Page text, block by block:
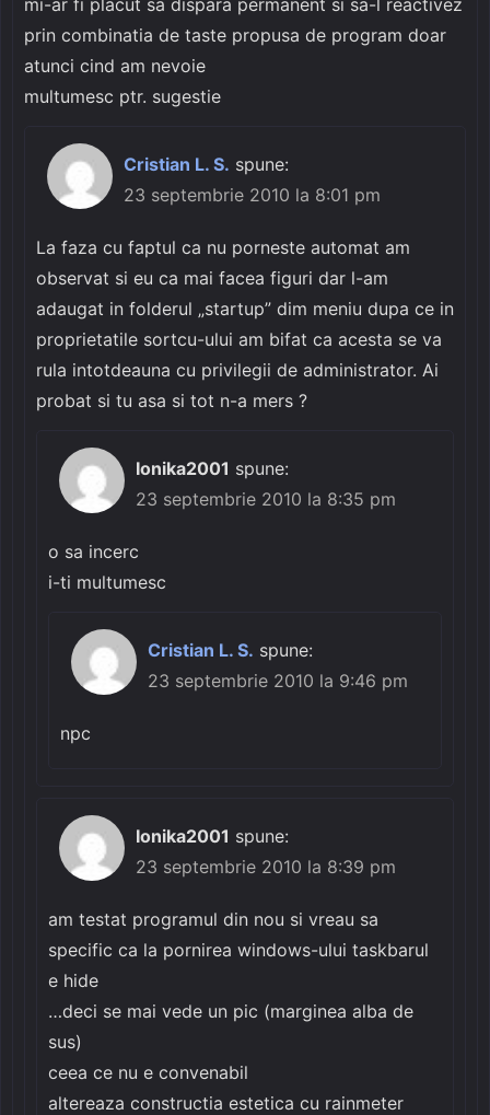
prin combinatia de taste propusa de program doar
atunci cind am nevoie
multumesc ptr. sugestie
Cristian L. S. spune:
23 septembrie 2010 la 8:01 pm
La faza cu faptul ca nu porneste automat am
observat si eu ca mai facea figuri dar l-am
adaugat in folderul „startup” dim meniu dupa ce in
proprietatile sortcu-ului am bifat ca acesta se va
rula intotdeauna cu privilegii de administrator. Ai
probat si tu asa si tot n-a mers ?
Ionika2001 spune:
23 septembrie 2010 la 8:35 pm
o sa incerc
i-ti multumesc
Cristian L. S. spune:
23 septembrie 2010 la 9:46 pm
npc
Ionika2001 spune:
23 septembrie 2010 la 8:39 pm
am testat programul din nou si vreau sa
specific ca la pornirea windows-ului taskbarul
e hide
…deci se mai vede un pic (marginea alba de
sus)
ceea ce nu e convenabil
altereaza constructia estetica cu rainmeter